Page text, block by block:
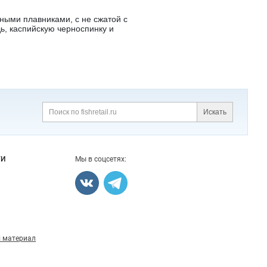
плавниками, с не сжатой с
каспийскую черноспинку и
Искать
Мы в соцсетях: